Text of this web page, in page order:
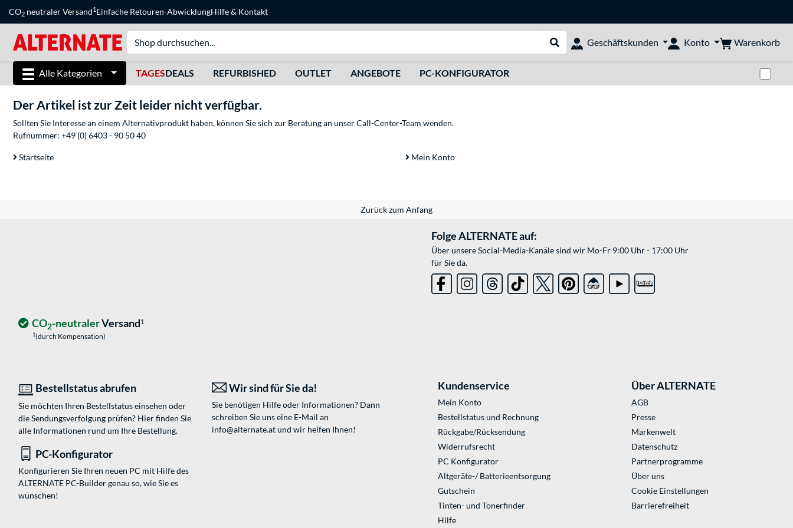
CO2 neutraler Versand1Einfache Retouren-AbwicklungHilfe& Kontakt
Suche durchführen
Geschäftskunden Konto Warenkorb
Alle Kategorien TAGESDEALS REFURBISHED OUTLET ANGEBOTE PC-KONFIGURATOR
Der Artikel ist zur Zeit leider nicht verfügbar.
Sollten Sie Interesse an einem Alternativprodukt haben, können Sie sich zur Beratung an unser Call-Center-Team wenden.
Rufnummer: +49 (0) 6403 - 90 50 40
Startseite Mein Konto
Zurück zum Anfang
Folge ALTERNATE auf:
Über unsere Social-Media-Kanäle sind wir Mo-Fr 9:00 Uhr - 17:00 Uhr
für Sie da.
CO2-neutralerVersand1
1(durch Kompensation)
Bestellstatus abrufen
Sie möchten Ihren Bestellstatus einsehen oder
die Sendungsverfolgung prüfen? Hier finden Sie
alle Informationen rund um Ihre Bestellung.
Wir sind für Sie da!
Sie benötigen Hilfe oder Informationen? Dann
schreiben Sie uns eine E-Mail an
info@alternate.atund wir helfen Ihnen!
PC-Konfigurator
Konfigurieren Sie Ihren neuen PC mit Hilfe des
ALTERNATE PC-Builder genau so, wie Sie es
wünschen!
Kundenservice
Mein Konto
Bestellstatus und Rechnung
Rückgabe/Rücksendung
Widerrufsrecht
PC Konfigurator
Altgeräte-/ Batterieentsorgung
Gutschein
Tinten- und Tonerfinder
Hilfe
Über ALTERNATE
AGB
Presse
Markenwelt
Datenschutz
Partnerprogramme
Über uns
Cookie Einstellungen
Barrierefreiheit